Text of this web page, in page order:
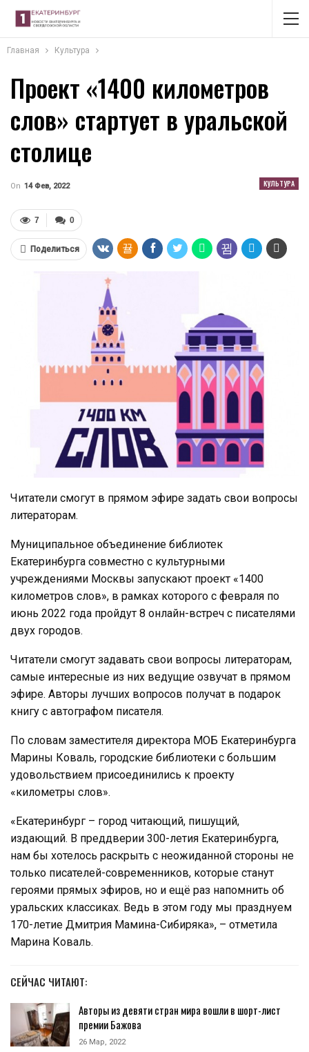
Главная Культура
Проект «1400 километров
слов» стартует в уральской
столице
КУЛЬТУРА
On 14 Фев, 2022
0
7
Поделиться
Читатели смогут в прямом эфире задать свои вопросы
литераторам.
Муниципальное объединение библиотек
Екатеринбурга совместно с культурными
учреждениями Москвы запускают проект «1400
километров слов», в рамках которого с февраля по
июнь 2022 года пройдут 8 онлайн-встреч с писателями
двух городов.
Читатели смогут задавать свои вопросы литераторам,
самые интересные из них ведущие озвучат в прямом
эфире. Авторы лучших вопросов получат в подарок
книгу с автографом писателя.
По словам заместителя директора МОБ Екатеринбурга
Марины Коваль, городские библиотеки с большим
удовольствием присоединились к проекту
«километры слов».
«Екатеринбург – город читающий, пишущий,
издающий. В преддверии 300-летия Екатеринбурга,
нам бы хотелось раскрыть с неожиданной стороны не
только писателей-современников, которые станут
героями прямых эфиров, но и ещё раз напомнить об
уральских классиках. Ведь в этом году мы празднуем
170-летие Дмитрия Мамина-Сибиряка», – отметила
Марина Коваль.
СЕЙЧАС ЧИТАЮТ:
Авторы из девяти стран мира вошли в шорт-лист
премии Бажова
26 Мар, 2022